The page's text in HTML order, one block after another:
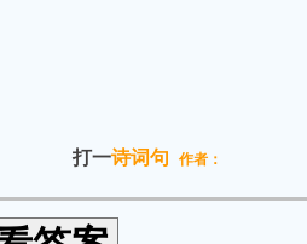
打一诗词句 作者：